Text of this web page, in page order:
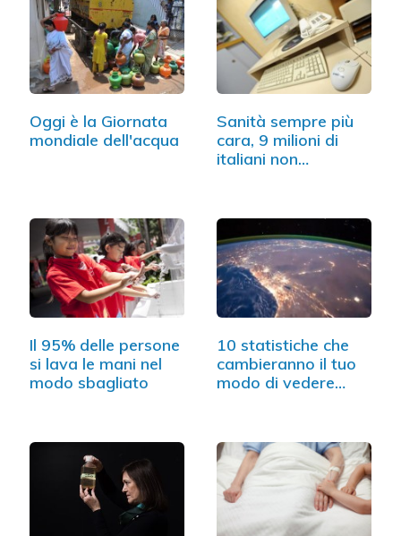
Oggi è la Giornata
mondiale dell'acqua
Sanità sempre più
cara, 9 milioni di
italiani non…
Il 95% delle persone
si lava le mani nel
modo sbagliato
10 statistiche che
cambieranno il tuo
modo di vedere…